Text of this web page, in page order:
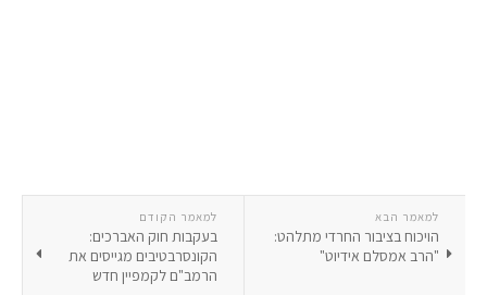
למאמר הקודם
בעקבות חוק האברכים:
הקונסרבטיבים מגייסים את
הרמב"ם לקמפיין חדש
למאמר הבא
הויכוח בציבור החרדי מתלהט:
"הרב אמסלם אידיוט"